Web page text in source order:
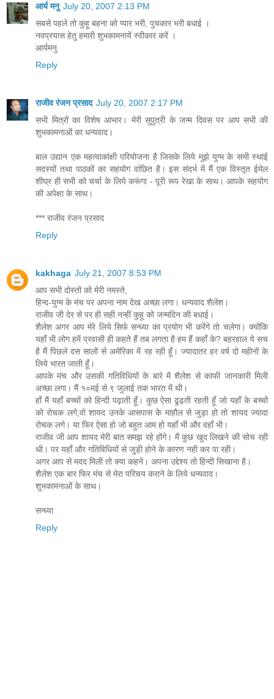
आर्य मनु July 20, 2007 2:13 PM
सबसे पहले तो कुहू बहना को प्यार भरी, पुचकार भरी बधाई ।
नवप्रयास हेतु हमारी शुभकामनायें स्वीकार करें ।
आर्यमनु
Reply
राजीव रंजन प्रसाद July 20, 2007 2:17 PM
सभी मित्रों का विशेष आभार। मेरी सुपुत्री के जन्म दिवस पर आप सभी की
शुभकामनाओं का धन्यवाद।
बाल उद्यान एक महत्वाकांक्षी परियोजना है जिसके लिये मुझे युग्म के सभी स्थाई
सदस्यों तथा पाठकों का सहयोग वांछित है। इस संदर्भ में मैं एक विस्तृत ईमेल
शीघ्र ही सभी को चर्चा के लिये करूंगा - पूरी रूप रेखा के साथ। आपके सहयोग
की अपेक्षा के साथ।
*** राजीव रंजन प्रसाद
Reply
kakhaga July 21, 2007 8:53 PM
आप सभी दोस्तों को मेरी नमस्ते,
हिन्द-युग्म के मंच पर अपना नाम देख अच्छा लगा। धन्यवाद शैलेश।
राजीव जी देर से पर ही सही नन्हीं कुहू को जन्मदिन की बधाई।
शैलेश अगर आप मेरे लिये सिर्फ सन्ध्या का प्रयोग भी करेंगे तो चलेगा। क्योंकि
यहाँ भी लोग हमें प्रवासी ही कहते हैं तब लगता है हम हैं कहाँ के? बहरहाल ये सच
है मैं पिछले दस सालों से अमेरिका में रह रही हूँ। ज्यादातर हर वर्ष दो महीनों के
लिये भारत जाती हूँ।
आपके मंच और उसकी गतिविधियों के बारे में शैलेश से काफी जानकारी मिली
अच्छा लगा। मैं १०मई से ९ जुलाई तक भारत में थी।
हाँ मैं यहाँ बच्चों को हिन्दी पढ़ाती हूँ। कुछ ऐसा ढूढ़ती रहती हूँ जो यहाँ के बच्चों
को रोचक लगे,वो शायद उनके आसपास के माहौल से जुड़ा हो तो शायद ज्यादा
रोचक लगे। या फिर ऐसा हो जो बहुत आम हो यहाँ भी और वहाँ भी।
राजीव जी आप शायद मेरी बात समझ रहे होंगे। मैं कुछ खुद लिखने की सोच रही
थी। पर यहाँ और गतिविधियों से जुड़ी होने के कारण नही कर पा रही।
अगर आप से मदद मिली तो क्या कहने। अपना उद्देश्य तो हिन्दी सिखाना है।
शैलेश एक बार फिर मंच से मेरा परिचय कराने के लिये धन्यवाद।
शुभकामनाओं के साथ।
सन्ध्या
Reply